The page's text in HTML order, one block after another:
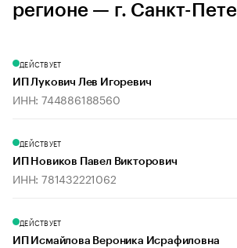
регионе — г. Санкт-
ДЕЙСТВУЕТ
ИП Лукович Лев Игоревич
ИНН: 744886188560
ДЕЙСТВУЕТ
ИП Новиков Павел Викторович
ИНН: 781432221062
ДЕЙСТВУЕТ
ИП Исмайлова Вероника Исрафиловна